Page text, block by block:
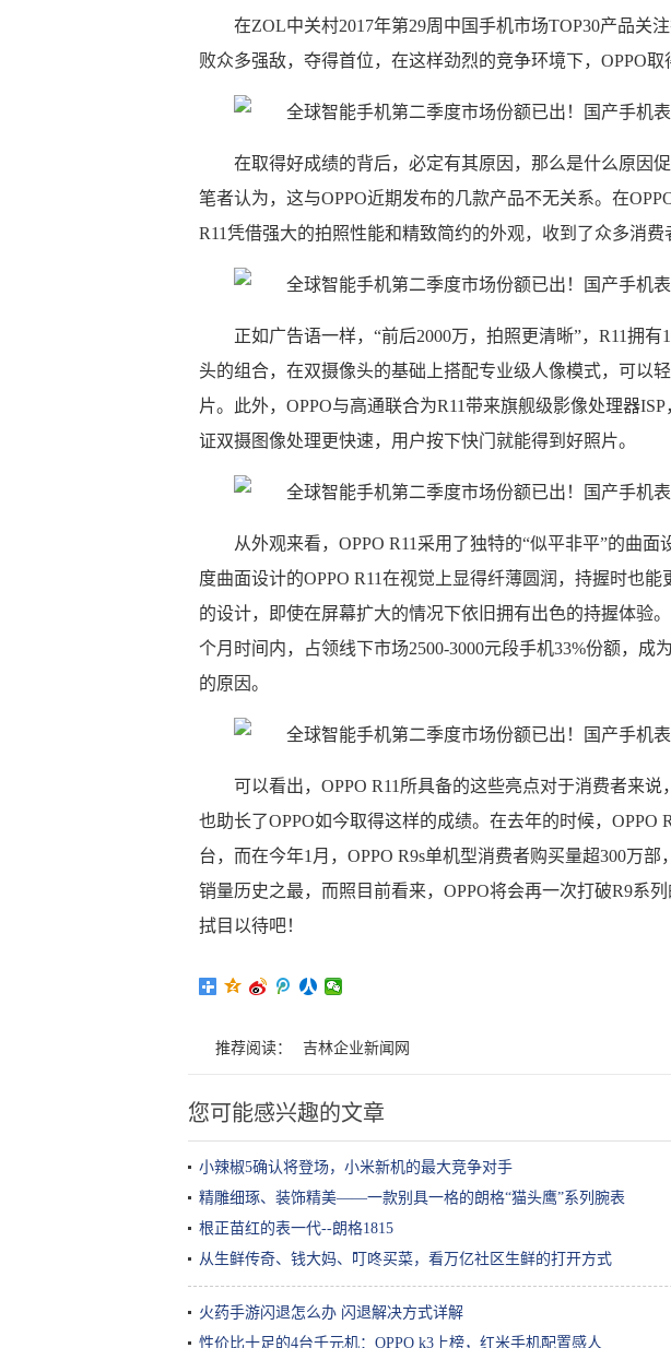
在ZOL中关村2017年第29周中国手机市场TOP30产品关
败众多强敌，夺得首位，在这样劲烈的竞争环境下，OPPO取
在取得好成绩的背后，必定有其原因，那么是什么原因促
笔者认为，这与OPPO近期发布的几款产品不无关系。在
R11凭借强大的拍照性能和精致简约的外观，收到了众多消费
正如广告语一样，“前后2000万，拍照更清晰”，R11拥有
头的组合，在双摄像头的基础上搭配专业级人像模式，可以
片。此外，OPPO与高通联合为R11带来旗舰级影像处理器
证双摄图像处理更快速，用户按下快门就能得到好照片。
从外观来看，OPPO R11采用了独特的“似平非平”的曲
度曲面设计的OPPO R11在视觉上显得纤薄圆润，持握时也
的设计，即使在屏幕扩大的情况下依旧拥有出色的持握体验
个月时间内，占领线下市场2500-3000元段手机33%份额，成
的原因。
可以看出，OPPO R11所具备的这些亮点对于消费者来说
也助长了OPPO如今取得这样的成绩。在去年的时候，OPPO
台，而在今年1月，OPPO R9s单机型消费者购买量超300万部
销量历史之最，而照目前看来，OPPO将会再一次打破R9系
拭目以待吧！
推荐阅读： 吉林企业新闻网
您可能感兴趣的文章
小辣椒5确认将登场，小米新机的最大竞争对手
精雕细琢、装饰精美——一款别具一格的朗格“猫头鹰”系列腕表
根正苗红的表一代--朗格1815
从生鲜传奇、钱大妈、叮咚买菜，看万亿社区生鲜的打开方式
火药手游闪退怎么办 闪退解决方式详解
性价比十足的4台千元机：OPPO k3上榜，红米手机配置感人